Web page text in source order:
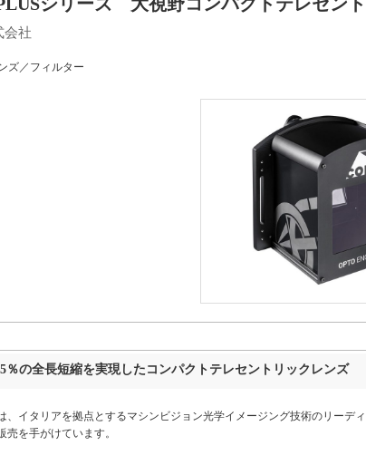
会社
ズ／フィルター
％の全長短縮を実現したコンパクトテレセントリックレンズ
、イタリアを拠点とするマシンビジョン光学イメージング技術のリー
売を手がけています。